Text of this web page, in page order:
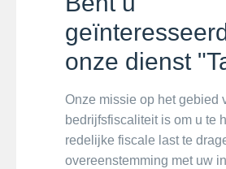
onze dienst
Onze missie op het gebied
bedrijfsfiscaliteit is om u te
redelijke fiscale last te
overeenstemming met uw